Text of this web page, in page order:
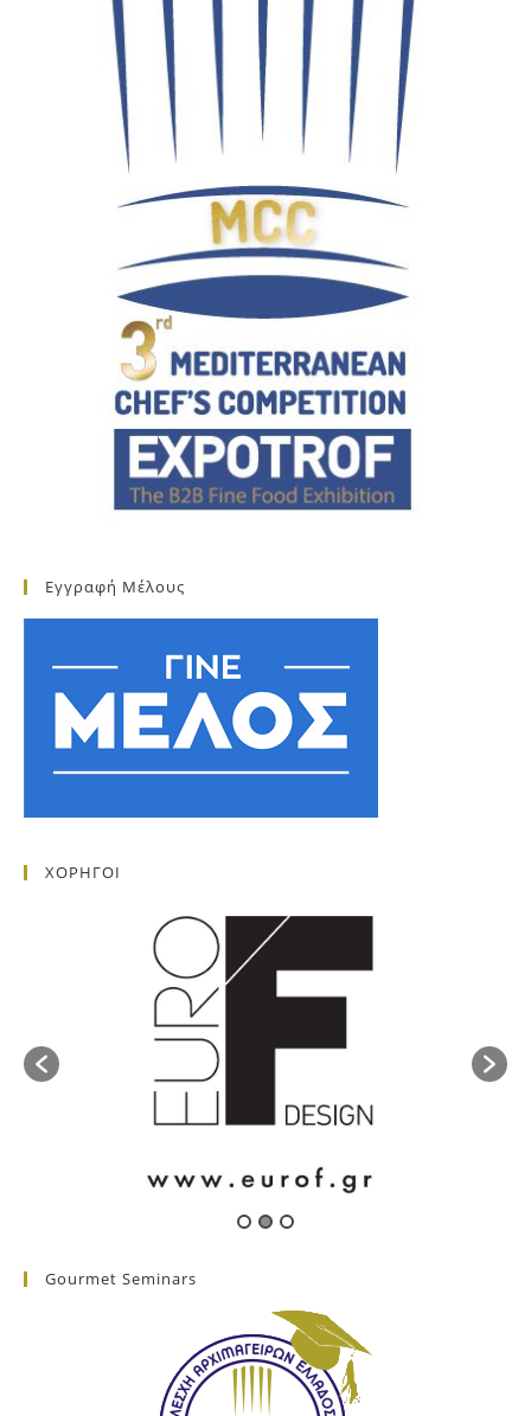
Εγγραφή Μέλους
ΧΟΡΗΓΟΙ
Gourmet Seminars